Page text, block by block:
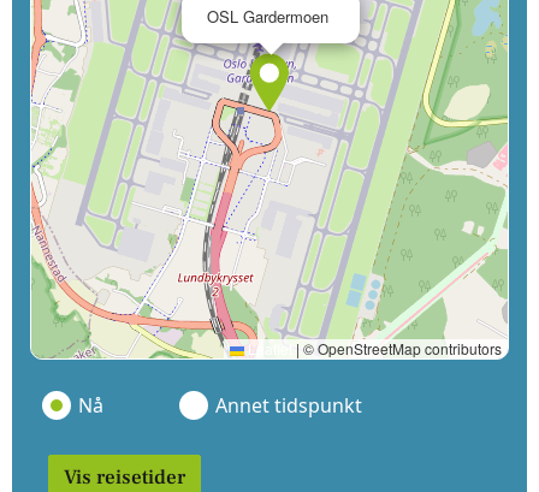
OSL Gardermoen
Leaflet | © OpenStreetMap contributors
Nå Annet tidspunkt
Vis reisetider